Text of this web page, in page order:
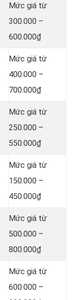
Mức giá từ
300.000 –
600.000₫
Mức giá từ
400.000 –
700.000₫
Mức giá từ
250.000 –
550.000₫
Mức giá từ
150.000 –
450.000₫
Mức giá từ
500.000 –
800.000₫
Mức giá từ
600.000 –